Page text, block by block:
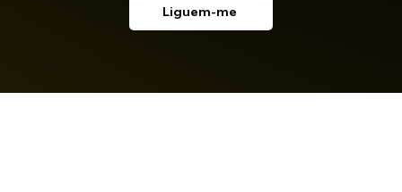
Liguem-me